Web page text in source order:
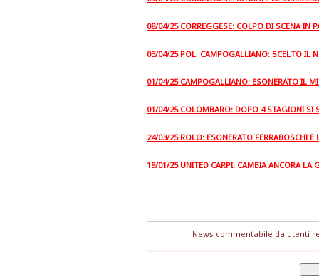
08/04/25 CORREGGESE: COLPO DI SCENA IN
03/04/25 POL. CAMPOGALLIANO: SCELTO IL
01/04/25 CAMPOGALLIANO: ESONERATO IL
01/04/25 COLOMBARO: DOPO 4 STAGIONI SI
24/03/25 ROLO: ESONERATO FERRABOSCHI
19/01/25 UNITED CARPI: CAMBIA ANCORA LA
News commentabile da utenti